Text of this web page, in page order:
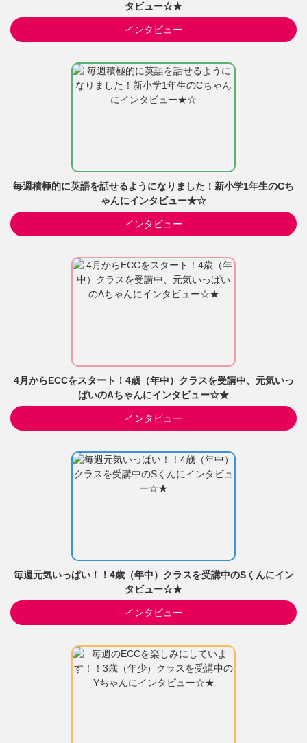
タビュー☆★
インタビュー
毎週積極的に英語を話せるようになりました！新小学1年生のCち
ゃんにインタビュー★☆
インタビュー
4月からECCをスタート！4歳（年中）クラスを受講中、元気いっ
ぱいのAちゃんにインタビュー☆★
インタビュー
毎週元気いっぱい！！4歳（年中）クラスを受講中のSくんにイン
タビュー☆★
インタビュー